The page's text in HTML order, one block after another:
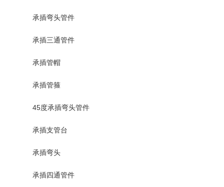
承插弯头管件
承插三通管件
承插管帽
承插管箍
45度承插弯头管件
承插支管台
承插弯头
承插四通管件